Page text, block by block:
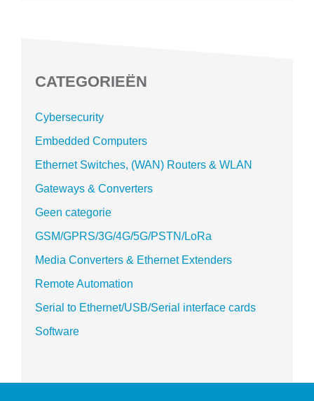
CATEGORIEËN
Cybersecurity
Embedded Computers
Ethernet Switches, (WAN) Routers & WLAN
Gateways & Converters
Geen categorie
GSM/GPRS/3G/4G/5G/PSTN/LoRa
Media Converters & Ethernet Extenders
Remote Automation
Serial to Ethernet/USB/Serial interface cards
Software